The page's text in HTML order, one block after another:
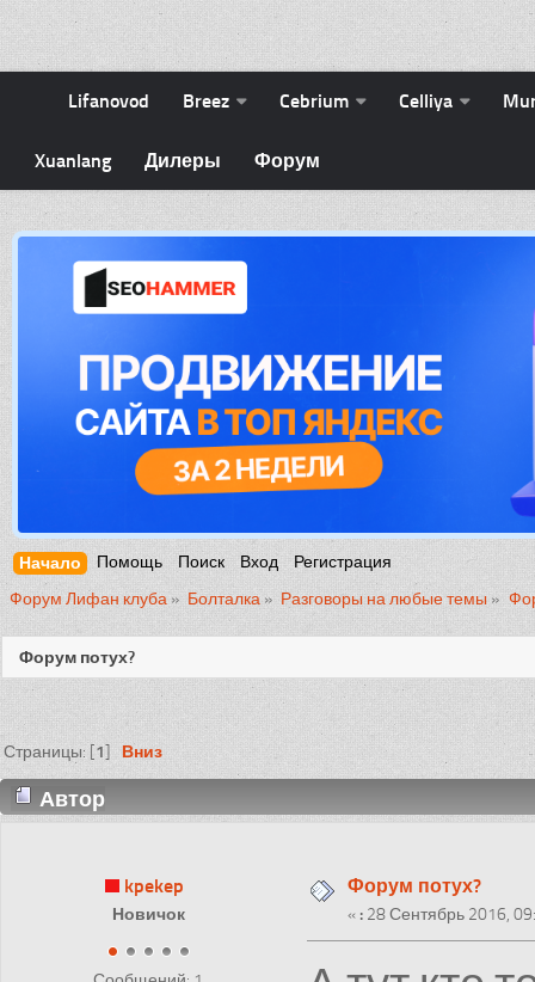
Lifanovod Breez Cebrium Celliya
Xuanlang Дилеры Форум
Начало Помощь Поиск Вход
Регистрация
Форум Лифан клуба » Болталка » Разговоры на любые темы »
Форум потух?
Страницы: [1] Вниз
Автор
kpekep
Новичок
Форум потух?
« : 28 Сентябрь 2016,